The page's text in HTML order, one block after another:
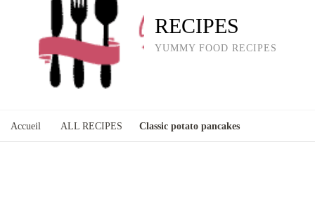
RECIPES
YUMMY FOOD RECIPES
Accueil ALL RECIPES Classic potato pancakes